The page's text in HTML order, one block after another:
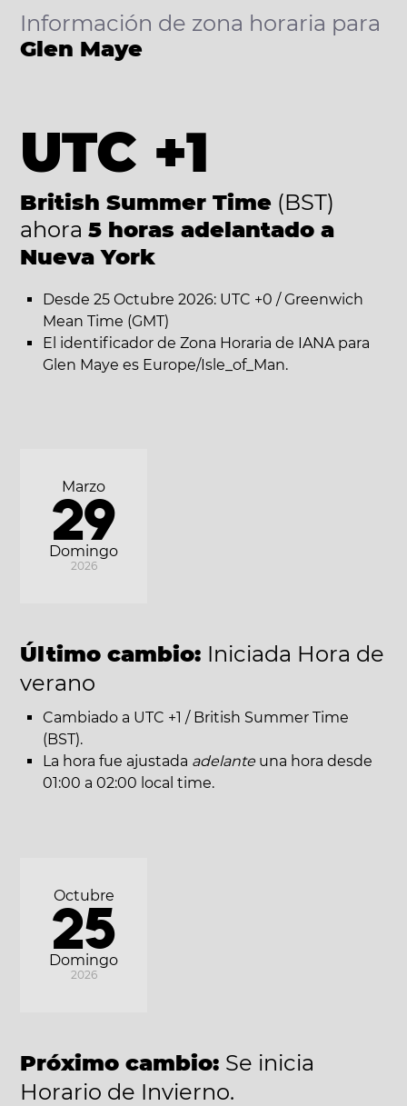
Información de zona horaria para
Glen Maye
UTC +1
British Summer Time (BST)
ahora 5 horas adelantado a
Nueva York
Desde 25 Octubre 2026: UTC +0 / Greenwich
Mean Time (GMT)
El identificador de Zona Horaria de IANA para
Glen Maye es Europe/Isle_of_Man.
Domingo
Marzo
29
2026
Último cambio: Iniciada Hora de
verano
Cambiado a UTC +1 / British Summer Time
(BST).
La hora fue ajustada adelante una hora desde
01:00 a 02:00 local time.
Domingo
Octubre
25
2026
Próximo cambio: Se inicia
Horario de Invierno.